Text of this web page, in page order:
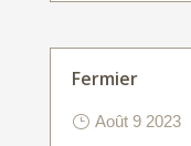
Fermier
Août 9 2023